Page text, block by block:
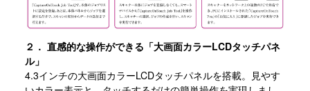
２． 直感的な操作ができる「大画面カラーLCDタッチパネ
ル」
4.3インチの大画面カラーLCDタッチパネルを搭載。見やす